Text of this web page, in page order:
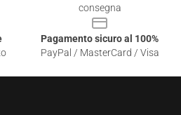
consegna
Pagamento sicuro al 100%
PayPal / MasterCard / Visa